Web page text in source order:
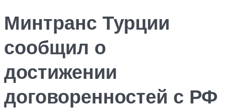
Минтранс Турции
сообщил о
достижении
договоренностей с РФ